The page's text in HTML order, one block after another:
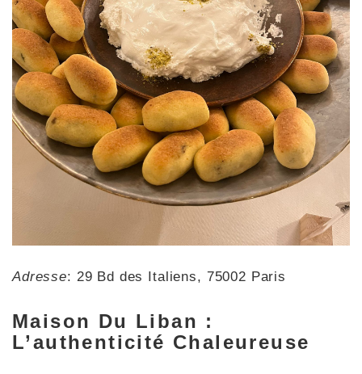
Adresse: 29 Bd des Italiens, 75002 Paris
Maison Du Liban :
L’authenticité Chaleureuse